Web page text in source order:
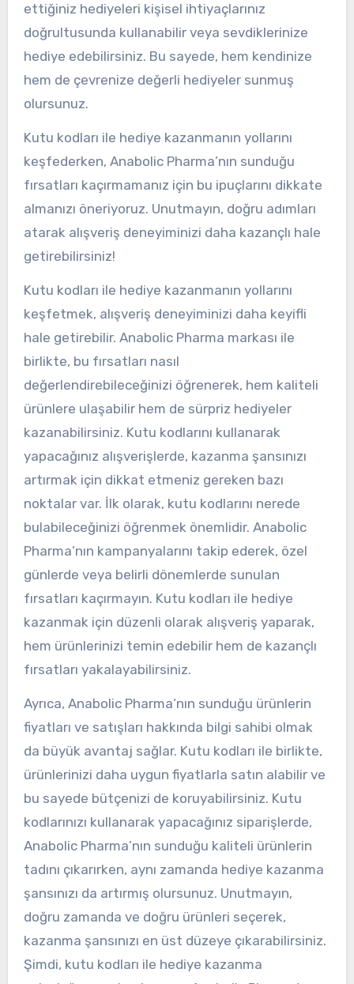
ettiğiniz hediyeleri kişisel ihtiyaçlarınız
doğrultusunda kullanabilir veya sevdiklerinize
hediye edebilirsiniz. Bu sayede, hem kendinize
hem de çevrenize değerli hediyeler sunmuş
olursunuz.
Kutu kodları ile hediye kazanmanın yollarını
keşfederken, Anabolic Pharma’nın sunduğu
fırsatları kaçırmamanız için bu ipuçlarını dikkate
almanızı öneriyoruz. Unutmayın, doğru adımları
atarak alışveriş deneyiminizi daha kazançlı hale
getirebilirsiniz!
Kutu kodları ile hediye kazanmanın yollarını
keşfetmek, alışveriş deneyiminizi daha keyifli
hale getirebilir. Anabolic Pharma markası ile
birlikte, bu fırsatları nasıl
değerlendirebileceğinizi öğrenerek, hem kaliteli
ürünlere ulaşabilir hem de sürpriz hediyeler
kazanabilirsiniz. Kutu kodlarını kullanarak
yapacağınız alışverişlerde, kazanma şansınızı
artırmak için dikkat etmeniz gereken bazı
noktalar var. İlk olarak, kutu kodlarını nerede
bulabileceğinizi öğrenmek önemlidir. Anabolic
Pharma’nın kampanyalarını takip ederek, özel
günlerde veya belirli dönemlerde sunulan
fırsatları kaçırmayın. Kutu kodları ile hediye
kazanmak için düzenli olarak alışveriş yaparak,
hem ürünlerinizi temin edebilir hem de kazançlı
fırsatları yakalayabilirsiniz.
Ayrıca, Anabolic Pharma’nın sunduğu ürünlerin
fiyatları ve satışları hakkında bilgi sahibi olmak
da büyük avantaj sağlar. Kutu kodları ile birlikte,
ürünlerinizi daha uygun fiyatlarla satın alabilir ve
bu sayede bütçenizi de koruyabilirsiniz. Kutu
kodlarınızı kullanarak yapacağınız siparişlerde,
Anabolic Pharma’nın sunduğu kaliteli ürünlerin
tadını çıkarırken, aynı zamanda hediye kazanma
şansınızı da artırmış olursunuz. Unutmayın,
doğru zamanda ve doğru ürünleri seçerek,
kazanma şansınızı en üst düzeye çıkarabilirsiniz.
Şimdi, kutu kodları ile hediye kazanma